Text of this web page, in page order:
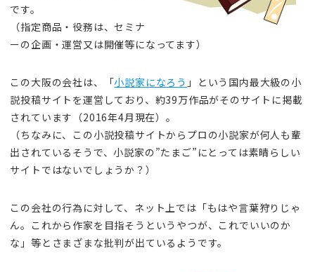
です。
（指定商品・役務は、セミナ
ーの企画・運営又は開催等になってます）
この大阪の会社は、「小説家になろう 」という国内最大級の小
説投稿サイトを運営しており、約39万作品がそのサイトに掲載
されています（2016年4月現在）。
（ちなみに、この小説投稿サイトからプロの小説家が何人も輩
出されているそうで、小説家の”たまご”にとっては素晴らしい
サイトではないでしょうか？）
この会社の行為に対して、ネット上では「もはや言葉狩りじゃ
ん。これから作家を目指そうというやつが、これでいいのか
な」等とさまざまな批判が出ているようです。